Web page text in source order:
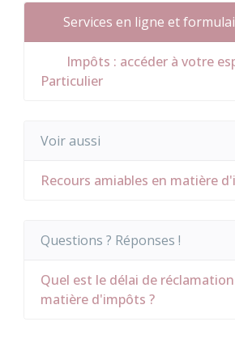
Services en ligne et
Impôts : accéder à votre
Particulier
Voir aussi
Recours amiables en matière
Questions ? Réponses !
Quel est le délai de
matière d'impôts ?